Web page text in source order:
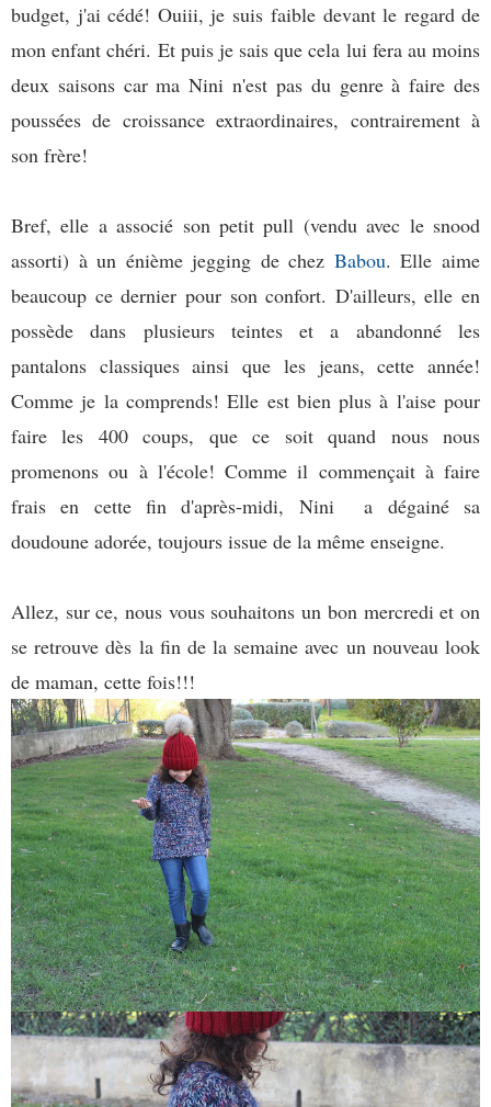
budget, j'ai cédé! Ouiii, je suis faible devant le regard de
mon enfant chéri. Et puis je sais que cela lui fera au moins
deux saisons car ma Nini n'est pas du genre à faire des
poussées de croissance extraordinaires, contrairement à
son frère!
Bref, elle a associé son petit pull (vendu avec le snood
assorti) à un énième jegging de chez Babou. Elle aime
beaucoup ce dernier pour son confort. D'ailleurs, elle en
possède dans plusieurs teintes et a abandonné les
pantalons classiques ainsi que les jeans, cette année!
Comme je la comprends! Elle est bien plus à l'aise pour
faire les 400 coups, que ce soit quand nous nous
promenons ou à l'école! Comme il commençait à faire
frais en cette fin d'après-midi, Nini a dégainé sa
doudoune adorée, toujours issue de la même enseigne.
Allez, sur ce, nous vous souhaitons un bon mercredi et on
se retrouve dès la fin de la semaine avec un nouveau look
de maman, cette fois!!!